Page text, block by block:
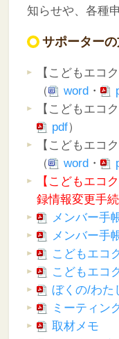
知らせや、各種
サポーター
【こどもエコ
（
word・
【こどもエコ
pdf）
【こどもエコ
（
word・
【こどもエコ
録情報変更手
メンバー手
メンバー手
こどもエコ
こどもエコ
ぼくの/わた
ミーティン
取材メモ